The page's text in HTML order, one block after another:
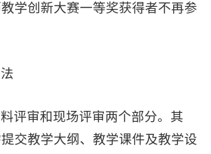
学创新大赛一等奖获得者不再参
评审和现场评审两个部分。其
交教学大纲、教学课件及教学设